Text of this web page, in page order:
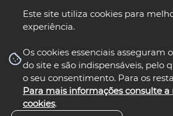
Este site utiliza cookies para
experiência.
Os cookies essenciais asseguram
do site e são indispensáveis, pelo
o seu consentimento. Para os
Para mais informações consulte a
cookies.
nos